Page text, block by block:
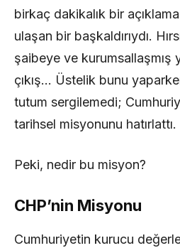
birkaç dakikalık bir
ulaşan bir başkaldırıydı.
şaibeye ve kurumsallaşmış
çıkış… Üstelik bunu
tutum sergilemedi;
tarihsel misyonunu hatırlattı.
Peki, nedir bu misyon?
CHP’nin Misyonu
Cumhuriyetin kurucu